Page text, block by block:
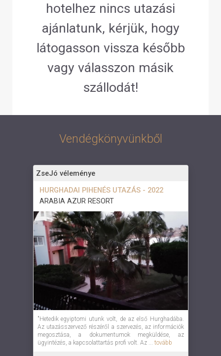
hotelhez nincs utazási
ajánlatunk, kérjük, hogy
látogasson vissza később
vagy válasszon másik
szállodát!
Vendégkönyvünkből
ZseJó véleménye
HURGHADAI PIHENÉS UTAZÁS - 2022
ARABIA AZUR RESORT
"Hetedik egyiptomi utunk volt, de az első Hurghadába.
Az utazásszervező részéről a szervezés, az információk
megosztása, a dokumentumok megküldése, az
ügyintézés, a kapcsolattartás profi volt. Az ... tovább